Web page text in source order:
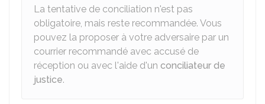
La tentative de conciliation n'est pas
obligatoire, mais reste recommandée. Vous
pouvez la proposer à votre adversaire par un
courrier recommandé avec accusé de
réception ou avec l'aide d'un conciliateur de
justice.